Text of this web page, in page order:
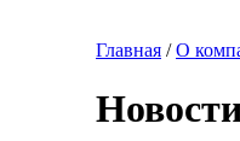
Главная /О